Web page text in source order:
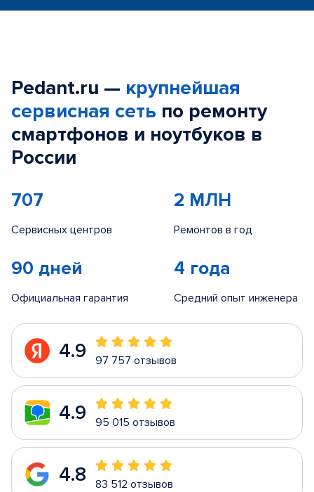
Pedant.ru — крупнейшая
сервисная сеть по ремонту
смартфонов и ноутбуков в
России
707
Сервисных центров
2 МЛН
Ремонтов в год
90 дней
Официальная гарантия
4 года
Средний опыт инженера
4.9 97 757 отзывов
4.9 95 015 отзывов
4.8 83 512 отзывов